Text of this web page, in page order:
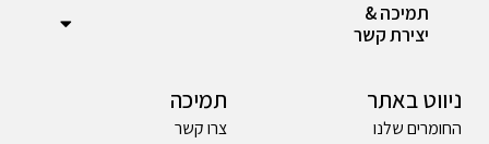
תמיכה &
יצירת קשר
ניווט באתר
החומרים שלנו
תמיכה
צרו קשר